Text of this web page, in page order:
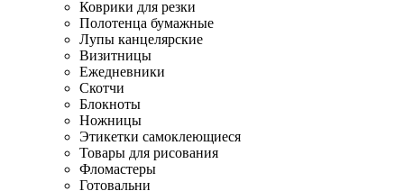
Коврики для резки
Полотенца бумажные
Лупы канцелярские
Визитницы
Ежедневники
Скотчи
Блокноты
Ножницы
Этикетки самоклеющиеся
Товары для рисования
Фломастеры
Готовальни